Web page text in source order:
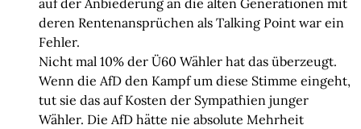
auf der Anbiederung an die alten Generationen mit
deren Rentenansprüchen als Talking Point war ein
Fehler.
Nicht mal 10% der Ü60 Wähler hat das überzeugt.
Wenn die AfD den Kampf um diese Stimme eingeht,
tut sie das auf Kosten der Sympathien junger
Wähler. Die AfD hätte nie absolute Mehrheit